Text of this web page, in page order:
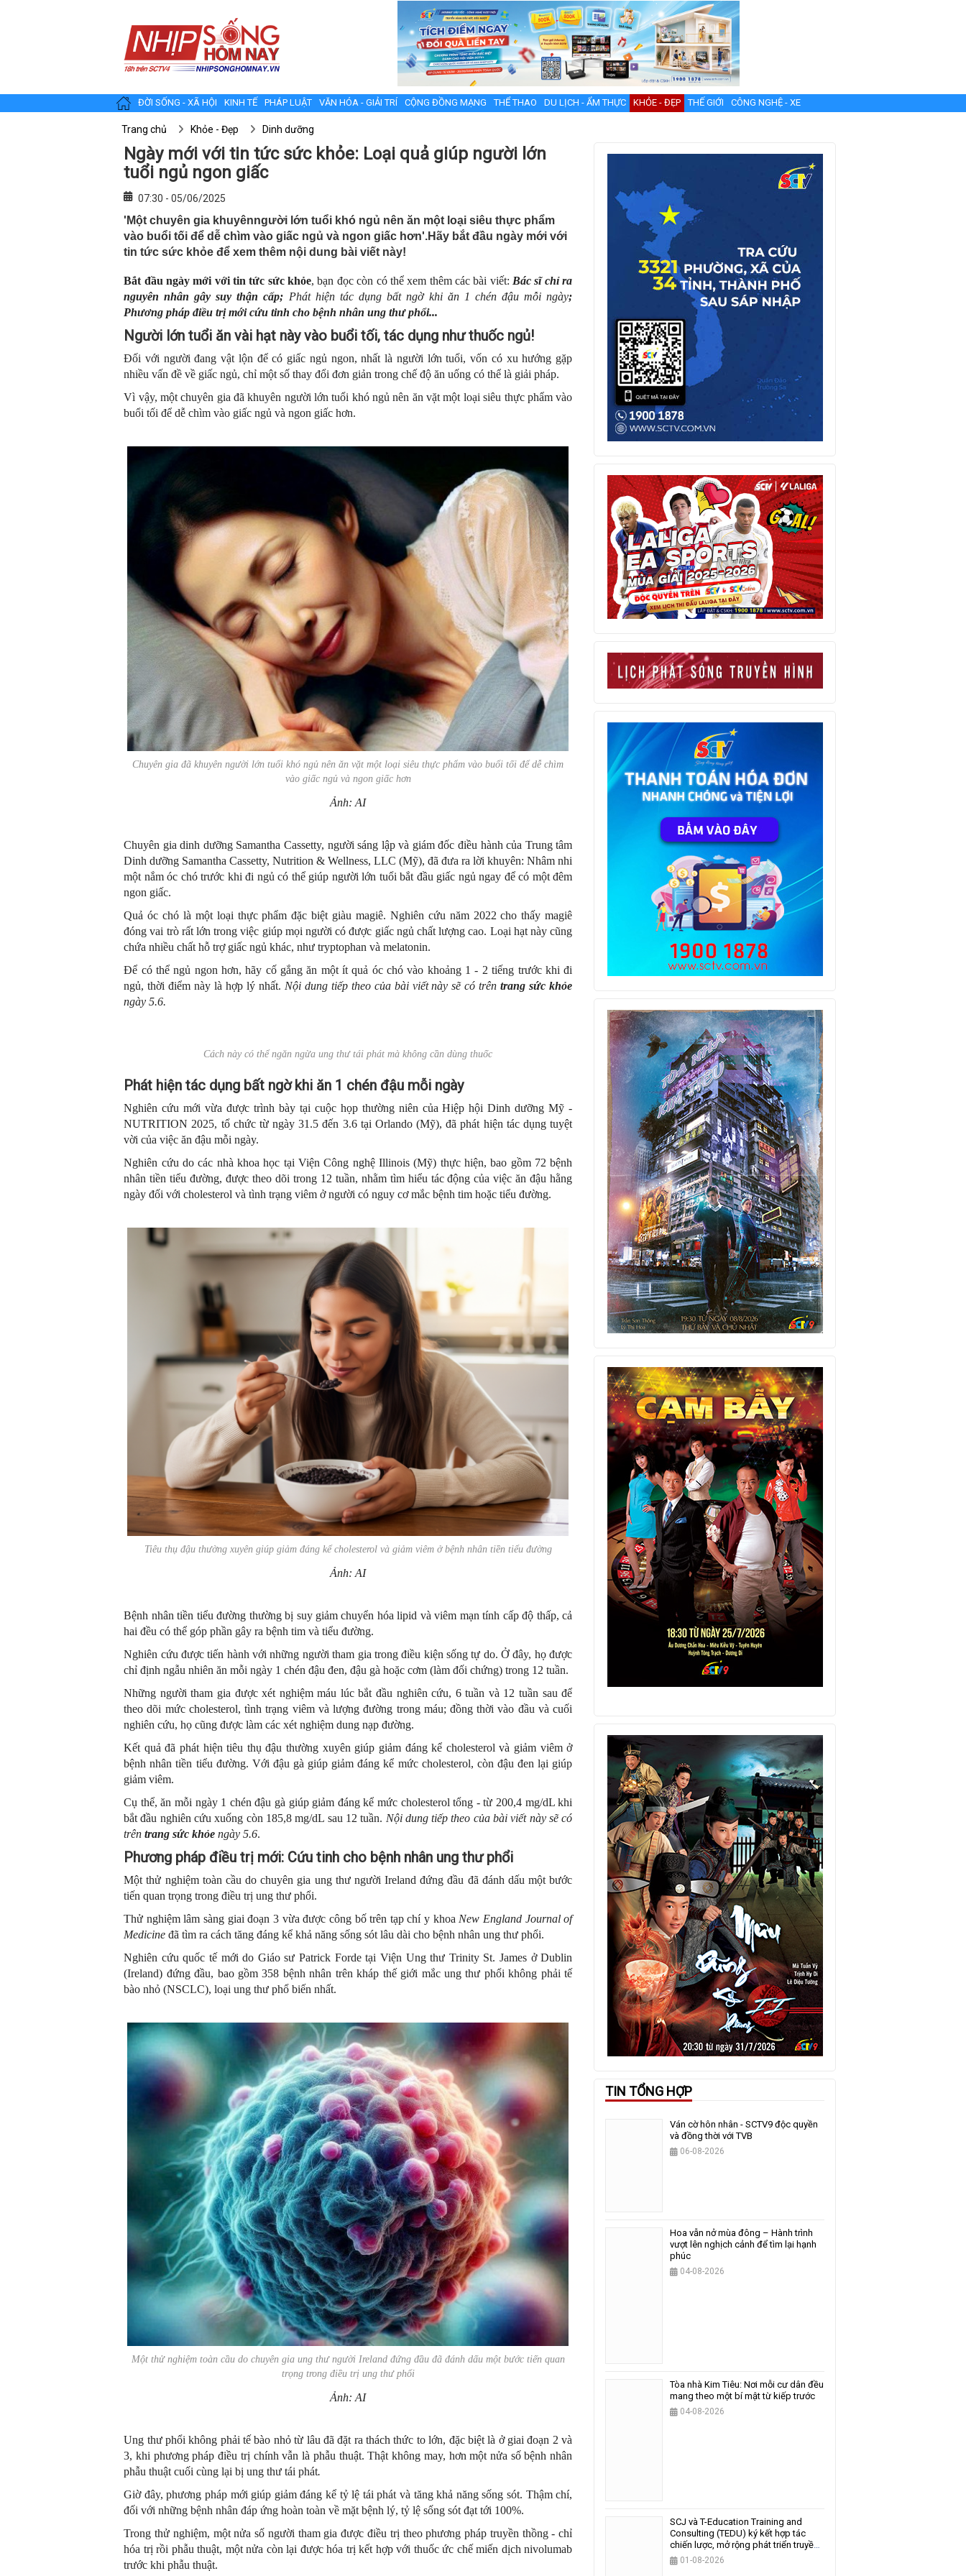
ĐỜI SỐNG - XÃ HỘI KINH TẾ PHÁP LUẬT VĂN HÓA - GIẢI TRÍ CỘNG ĐỒNG MẠNG THỂ THAO DU LỊCH - ẨM THỰC KHỎE - ĐẸP THẾ GIỚI CÔNG NGHỆ - XE
Trang chủ Khỏe - Đẹp Dinh dưỡng
Ngày mới với tin tức sức khỏe: Loại quả giúp người lớn
tuổi ngủ ngon giấc
07:30 - 05/06/2025
'Một chuyên gia khuyênngười lớn tuổi khó ngủ nên ăn một loại siêu thực phẩm
vào buổi tối để dễ chìm vào giấc ngủ và ngon giấc hơn'.Hãy bắt đầu ngày mới với
tin tức sức khỏe để xem thêm nội dung bài viết này!
Bắt đầu ngày mới với tin tức sức khỏe, bạn đọc còn có thể xem thêm các bài viết: Bác sĩ chỉ ra
nguyên nhân gây suy thận cấp; Phát hiện tác dụng bất ngờ khi ăn 1 chén đậu mỗi ngày;
Phương pháp điều trị mới cứu tinh cho bệnh nhân ung thư phổi...
Người lớn tuổi ăn vài hạt này vào buổi tối, tác dụng như thuốc ngủ!
Đối với người đang vật lộn để có giấc ngủ ngon, nhất là người lớn tuổi, vốn có xu hướng gặp
nhiều vấn đề về giấc ngủ, chỉ một số thay đổi đơn giản trong chế độ ăn uống có thể là giải pháp.
Vì vậy, một chuyên gia đã khuyên người lớn tuổi khó ngủ nên ăn vặt một loại siêu thực phẩm vào
buổi tối để dễ chìm vào giấc ngủ và ngon giấc hơn.
Chuyên gia đã khuyên người lớn tuổi khó ngủ nên ăn vặt một loại siêu thực phẩm vào buổi tối để dễ chìm
vào giấc ngủ và ngon giấc hơn
Ảnh: AI
Chuyên gia dinh dưỡng Samantha Cassetty, người sáng lập và giám đốc điều hành của Trung tâm
Dinh dưỡng Samantha Cassetty, Nutrition & Wellness, LLC (Mỹ), đã đưa ra lời khuyên: Nhâm nhi
một nắm óc chó trước khi đi ngủ có thể giúp người lớn tuổi bắt đầu giấc ngủ ngay để có một đêm
ngon giấc.
Quả óc chó là một loại thực phẩm đặc biệt giàu magiê. Nghiên cứu năm 2022 cho thấy magiê
đóng vai trò rất lớn trong việc giúp mọi người có được giấc ngủ chất lượng cao. Loại hạt này cũng
chứa nhiều chất hỗ trợ giấc ngủ khác, như tryptophan và melatonin.
Để có thể ngủ ngon hơn, hãy cố gắng ăn một ít quả óc chó vào khoảng 1 - 2 tiếng trước khi đi
ngủ, thời điểm này là hợp lý nhất. Nội dung tiếp theo của bài viết này sẽ có trên trang sức khỏe
ngày 5.6.
Cách này có thể ngăn ngừa ung thư tái phát mà không cần dùng thuốc
Phát hiện tác dụng bất ngờ khi ăn 1 chén đậu mỗi ngày
Nghiên cứu mới vừa được trình bày tại cuộc họp thường niên của Hiệp hội Dinh dưỡng Mỹ -
NUTRITION 2025, tổ chức từ ngày 31.5 đến 3.6 tại Orlando (Mỹ), đã phát hiện tác dụng tuyệt
vời của việc ăn đậu mỗi ngày.
Nghiên cứu do các nhà khoa học tại Viện Công nghệ Illinois (Mỹ) thực hiện, bao gồm 72 bệnh
nhân tiền tiểu đường, được theo dõi trong 12 tuần, nhằm tìm hiểu tác động của việc ăn đậu hằng
ngày đối với cholesterol và tình trạng viêm ở người có nguy cơ mắc bệnh tim hoặc tiểu đường.
Tiêu thụ đậu thường xuyên giúp giảm đáng kể cholesterol và giảm viêm ở bệnh nhân tiền tiểu đường
Ảnh: AI
Bệnh nhân tiền tiểu đường thường bị suy giảm chuyển hóa lipid và viêm mạn tính cấp độ thấp, cả
hai đều có thể góp phần gây ra bệnh tim và tiểu đường.
Nghiên cứu được tiến hành với những người tham gia trong điều kiện sống tự do. Ở đây, họ được
chỉ định ngẫu nhiên ăn mỗi ngày 1 chén đậu đen, đậu gà hoặc cơm (làm đối chứng) trong 12 tuần.
Những người tham gia được xét nghiệm máu lúc bắt đầu nghiên cứu, 6 tuần và 12 tuần sau để
theo dõi mức cholesterol, tình trạng viêm và lượng đường trong máu; đồng thời vào đầu và cuối
nghiên cứu, họ cũng được làm các xét nghiệm dung nạp đường.
Kết quả đã phát hiện tiêu thụ đậu thường xuyên giúp giảm đáng kể cholesterol và giảm viêm ở
bệnh nhân tiền tiểu đường. Với đậu gà giúp giảm đáng kể mức cholesterol, còn đậu đen lại giúp
giảm viêm.
Cụ thể, ăn mỗi ngày 1 chén đậu gà giúp giảm đáng kể mức cholesterol tổng - từ 200,4 mg/dL khi
bắt đầu nghiên cứu xuống còn 185,8 mg/dL sau 12 tuần. Nội dung tiếp theo của bài viết này sẽ có
trêntrang sức khỏe ngày 5.6.
Phương pháp điều trị mới: Cứu tinh cho bệnh nhân ung thư phổi
Một thử nghiệm toàn cầu do chuyên gia ung thư người Ireland đứng đầu đã đánh dấu một bước
tiến quan trọng trong điều trị ung thư phổi.
Thử nghiệm lâm sàng giai đoạn 3 vừa được công bố trên tạp chí y khoaNew England Journal of
Medicineđã tìm ra cách tăng đáng kể khả năng sống sót lâu dài cho bệnh nhân ung thư phổi.
Nghiên cứu quốc tế mới do Giáo sư Patrick Forde tại Viện Ung thư Trinity St. James ở Dublin
(Ireland) đứng đầu, bao gồm 358 bệnh nhân trên kháp thế giới mắc ung thư phổi không phải tế
bào nhỏ (NSCLC), loại ung thư phổ biến nhất.
Một thử nghiệm toàn cầu do chuyên gia ung thư người Ireland đứng đầu đã đánh dấu một bước tiến quan
trọng trong điều trị ung thư phổi
Ảnh: AI
Ung thư phổi không phải tế bào nhỏ từ lâu đã đặt ra thách thức to lớn, đặc biệt là ở giai đoạn 2 và
3, khi phương pháp điều trị chính vẫn là phẫu thuật. Thật không may, hơn một nửa số bệnh nhân
phẫu thuật cuối cùng lại bị ung thư tái phát.
Giờ đây, phương pháp mới giúp giảm đáng kể tỷ lệ tái phát và tăng khả năng sống sót. Thậm chí,
đối với những bệnh nhân đáp ứng hoàn toàn về mặt bệnh lý, tỷ lệ sống sót đạt tới 100%.
Trong thử nghiệm, một nửa số người tham gia được điều trị theo phương pháp truyền thồng - chỉ
hóa trị rồi phẫu thuật, một nửa còn lại được hóa trị kết hợp với thuốc ức chế miến dịch nivolumab
trước khi phẫu thuật.
TIN TỔNG HỢP
Ván cờ hôn nhân - SCTV9 độc quyền
và đồng thời với TVB
06-08-2026
Hoa vẫn nở mùa đông – Hành trình
vượt lên nghịch cảnh để tìm lại hạnh
phúc
04-08-2026
Tòa nhà Kim Tiêu: Nơi mỗi cư dân đều
mang theo một bí mật từ kiếp trước
04-08-2026
SCJ và T-Education Training and
Consulting (TEDU) ký kết hợp tác
chiến lược, mở rộng phát triển truyền
thông và giáo dục
01-08-2026